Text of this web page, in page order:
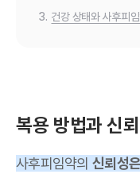
3. 건강 상태와 사후피
복용 방법과 신
사후피임약의 신뢰성